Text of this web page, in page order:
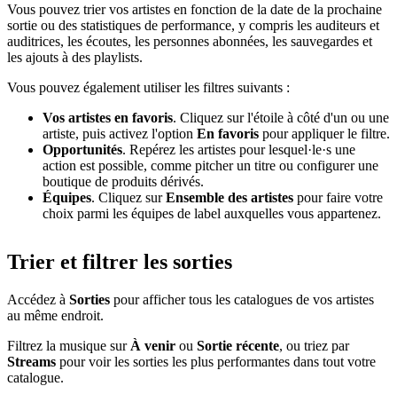
Vous pouvez trier vos artistes en fonction de la date de la prochaine
sortie ou des statistiques de performance, y compris les auditeurs et
auditrices, les écoutes, les personnes abonnées, les sauvegardes et
les ajouts à des playlists.
Vous pouvez également utiliser les filtres suivants :
Vos artistes en favoris. Cliquez sur l'étoile à côté d'un ou une
artiste, puis activez l'option En favoris pour appliquer le filtre.
Opportunités. Repérez les artistes pour lesquel·le·s une
action est possible, comme pitcher un titre ou configurer une
boutique de produits dérivés.
Équipes. Cliquez surEnsemble des artistes pour faire votre
choix parmi les équipes de label auxquelles vous appartenez.
Trier et filtrer les sorties
Accédez à Sorties pour afficher tous les catalogues de vos artistes
au même endroit.
Filtrez la musique sur À venir ou Sortie récente, ou triez par
Streams pour voir les sorties les plus performantes dans tout votre
catalogue.